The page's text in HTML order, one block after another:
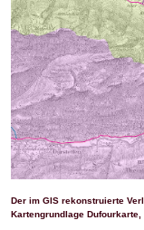
Der im GIS rekonstruierte
Kartengrundlage